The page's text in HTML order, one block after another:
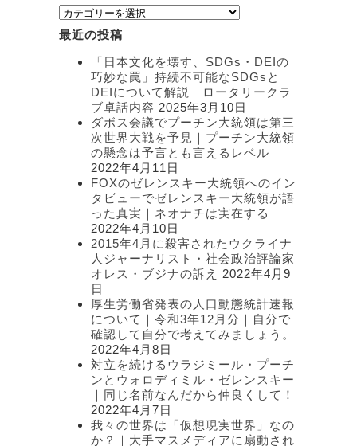
カ
テ
ゴ
最近の投稿
「日本文化を壊す、SDGs・DEIの
巧妙な罠」持続不可能なSDGsと
DEIについて解説 ロータリークラ
ブ卓話内容 2025年3月10日
ダボス会議でプーチン大統領は第三
次世界大戦を予見｜プーチン大統領
の懸念は予言とも言えるレベル
2022年4月11日
FOXのゼレンスキー大統領へのイン
タビューでゼレンスキー大統領が語
った真実｜ネオナチは実在する
2022年4月10日
2015年4月に殺害されたウクライナ
人ジャーナリスト・社会政治評論家
オレス・ブジナの訴え
2022年4月9
日
厚生労働省発表の人口動態統計速報
について｜令和3年12月分｜自分で
確認して自分で考えてみましょう。
2022年4月8日
対立を続けるウラジミール・プーチ
ンとウォロディミル・ゼレンスキー
｜同じ名前なんだから仲良くして！
2022年4月7日
我々の世界は「仮想現実世界」なの
か？｜大手マスメディアに扇動され